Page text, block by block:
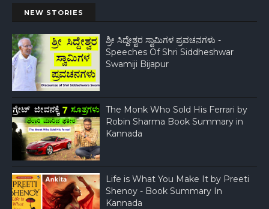
NEW STORIES
ಶ್ರೀ ಸಿದ್ದೇಶ್ವರ ಸ್ವಾಮಿಗಳ ಪ್ರವಚನಗಳು -
Speeches Of Shri Siddheshwar
Swamiji Bijapur
The Monk Who Sold His Ferrari by
Robin Sharma Book Summary in
Kannada
Life is What You Make It by Preeti
Shenoy - Book Summary In
Kannada